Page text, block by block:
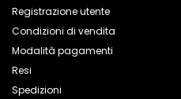
Registrazione utente
Condizioni di vendita
Modalità pagamenti
Resi
Spedizioni